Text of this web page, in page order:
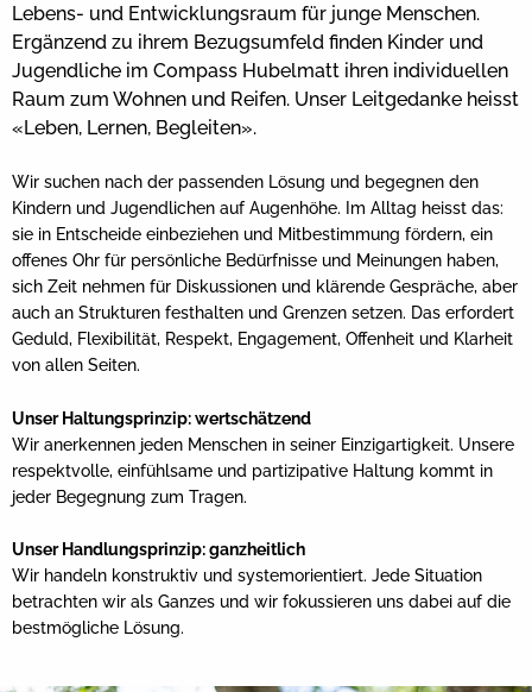
Lebens- und Entwicklungsraum für junge Menschen.
Ergänzend zu ihrem Bezugsumfeld finden Kinder und
Jugendliche im Compass Hubelmatt ihren individuellen
Raum zum Wohnen und Reifen. Unser Leitgedanke heisst
«Leben, Lernen, Begleiten».
Wir suchen nach der passenden Lösung und begegnen den
Kindern und Jugendlichen auf Augenhöhe. Im Alltag heisst das:
sie in Entscheide einbeziehen und Mitbestimmung fördern, ein
offenes Ohr für persönliche Bedürfnisse und Meinungen haben,
sich Zeit nehmen für Diskussionen und klärende Gespräche, aber
auch an Strukturen festhalten und Grenzen setzen. Das erfordert
Geduld, Flexibilität, Respekt, Engagement, Offenheit und Klarheit
von allen Seiten.
Unser Haltungsprinzip: wertschätzend
Wir anerkennen jeden Menschen in seiner Einzigartigkeit. Unsere
respektvolle, einfühlsame und partizipative Haltung kommt in
jeder Begegnung zum Tragen.
Unser Handlungsprinzip: ganzheitlich
Wir handeln konstruktiv und systemorientiert. Jede Situation
betrachten wir als Ganzes und wir fokussieren uns dabei auf die
bestmögliche Lösung.